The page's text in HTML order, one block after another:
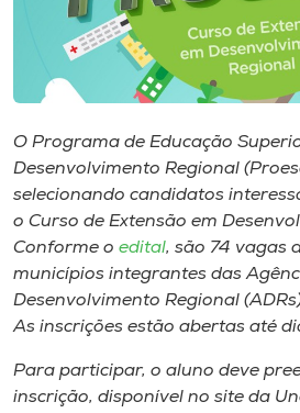
Museu
Unoesc
Store
Selecione
O Programa de Educação
Desenvolvimento Regional
selecionando candidatos
o Curso de Extensão em
Conforme o edital, são 74 vagas
municípios integrantes das
Desenvolvimento Regional
As inscrições estão abertas até
Para participar, o aluno deve
inscrição, disponível no site da